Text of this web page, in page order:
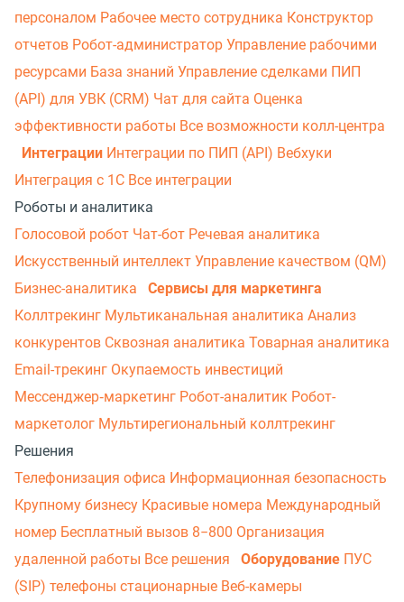
персоналом Рабочее место сотрудника Конструктор
отчетов Робот-администратор Управление рабочими
ресурсами База знаний Управление сделками ПИП
(API) для УВК (CRM) Чат для сайта Оценка
эффективности работы Все возможности колл-центра
Интеграции Интеграции по ПИП (API) Вебхуки
Интеграция с 1С Все интеграции
Роботы и аналитика
Голосовой робот Чат-бот Речевая аналитика
Искусственный интеллект Управление качеством (QM)
Бизнес-аналитика
Сервисы для маркетинга
Коллтрекинг Мультиканальная аналитика Анализ
конкурентов Сквозная аналитика Товарная аналитика
Email-трекинг Окупаемость инвестиций
Мессенджер‑маркетинг Робот-аналитик Робот-
маркетолог Мультирегиональный коллтрекинг
Решения
Телефонизация офиса Информационная безопасность
Крупному бизнесу Красивые номера Международный
номер Бесплатный вызов 8−800 Организация
удаленной работы Все решения Оборудование ПУС
(SIP) телефоны стационарные Веб-камеры